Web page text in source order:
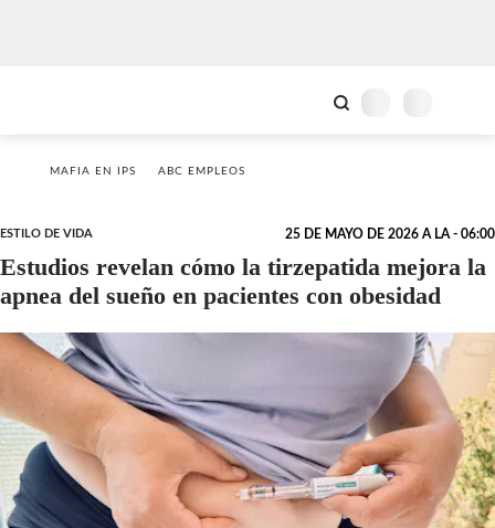
MAFIA EN IPS ABC EMPLEOS
ESTILO DE VIDA 25 DE MAYO DE 2026 A LA - 06:00
Estudios revelan cómo la tirzepatida mejora la
apnea del sueño en pacientes con obesidad